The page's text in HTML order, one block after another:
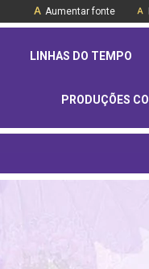
Aumentar fonte
LINHAS DO TEMPO